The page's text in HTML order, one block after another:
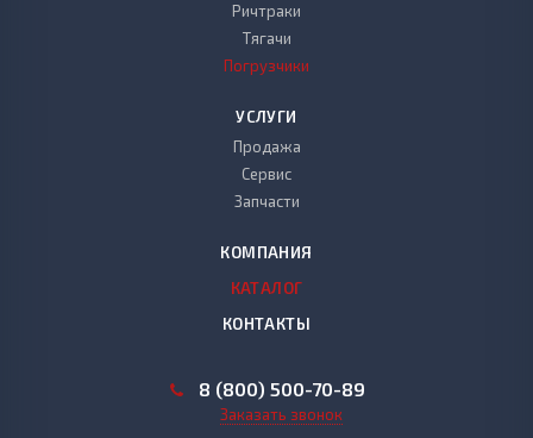
Ричтраки
Тягачи
Погрузчики
УСЛУГИ
Продажа
Сервис
Запчасти
КОМПАНИЯ
КАТАЛОГ
КОНТАКТЫ
8 (800) 500-70-89
Заказать звонок